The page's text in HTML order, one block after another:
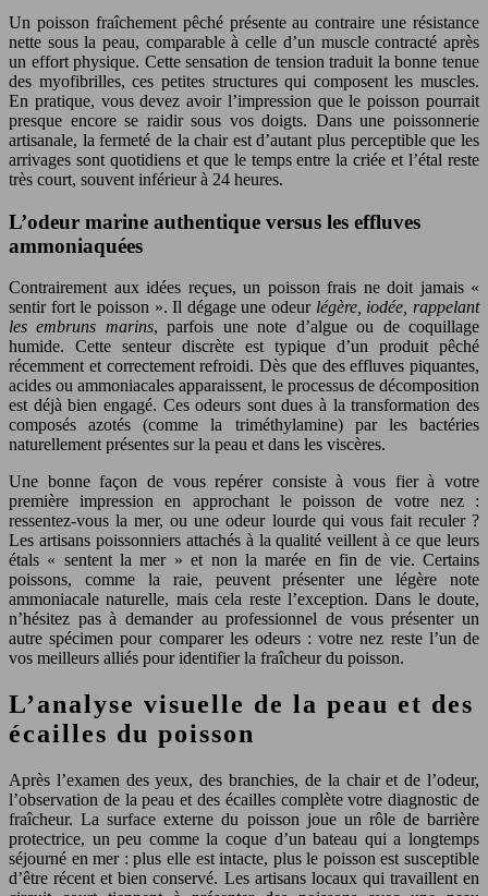
Un poisson fraîchement pêché présente au contraire une résistance
nette sous la peau, comparable à celle d’un muscle contracté après
un effort physique. Cette sensation de tension traduit la bonne tenue
des myofibrilles, ces petites structures qui composent les muscles.
En pratique, vous devez avoir l’impression que le poisson pourrait
presque encore se raidir sous vos doigts. Dans une poissonnerie
artisanale, la fermeté de la chair est d’autant plus perceptible que les
arrivages sont quotidiens et que le temps entre la criée et l’étal reste
très court, souvent inférieur à 24 heures.
L’odeur marine authentique versus les effluves
ammoniaquées
Contrairement aux idées reçues, un poisson frais ne doit jamais «
sentir fort le poisson ». Il dégage une odeur légère, iodée, rappelant
les embruns marins, parfois une note d’algue ou de coquillage
humide. Cette senteur discrète est typique d’un produit pêché
récemment et correctement refroidi. Dès que des effluves piquantes,
acides ou ammoniacales apparaissent, le processus de décomposition
est déjà bien engagé. Ces odeurs sont dues à la transformation des
composés azotés (comme la triméthylamine) par les bactéries
naturellement présentes sur la peau et dans les viscères.
Une bonne façon de vous repérer consiste à vous fier à votre
première impression en approchant le poisson de votre nez :
ressentez-vous la mer, ou une odeur lourde qui vous fait reculer ?
Les artisans poissonniers attachés à la qualité veillent à ce que leurs
étals « sentent la mer » et non la marée en fin de vie. Certains
poissons, comme la raie, peuvent présenter une légère note
ammoniacale naturelle, mais cela reste l’exception. Dans le doute,
n’hésitez pas à demander au professionnel de vous présenter un
autre spécimen pour comparer les odeurs : votre nez reste l’un de
vos meilleurs alliés pour identifier la fraîcheur du poisson.
L’analyse visuelle de la peau et des
écailles du poisson
Après l’examen des yeux, des branchies, de la chair et de l’odeur,
l’observation de la peau et des écailles complète votre diagnostic de
fraîcheur. La surface externe du poisson joue un rôle de barrière
protectrice, un peu comme la coque d’un bateau qui a longtemps
séjourné en mer : plus elle est intacte, plus le poisson est susceptible
d’être récent et bien conservé. Les artisans locaux qui travaillent en